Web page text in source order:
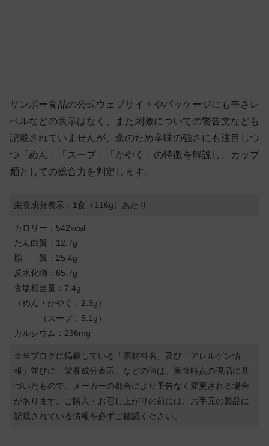
サンポー食品の公式ウェブサイトやパッケージにも辛さレ
ベルなどの表示はなく、また刺激についての警告文なども
記載されていませんが、念のため辛味の強さにも注目しつ
つ「めん」「スープ」「かやく」の特徴を解説し、カップ
麺としての総合力を判定します。
栄養成分表示：1食（116g）あたり
カロリー：542kcal
たん白質：12.7g
脂 質：25.4g
炭水化物：65.7g
食塩相当量：7.4g
（めん・かやく：2.3g）
（スープ：5.1g）
カルシウム：236mg
※当ブログに掲載している「原材料名」及び「アレルゲン情
報」並びに「栄養成分表示」などの値は、実食時点の現品に基
づいたもので、メーカーの都合により予告なく変更される場合
があります。ご購入・お召し上がりの前には、お手元の製品に
記載されている情報を必ずご確認ください。